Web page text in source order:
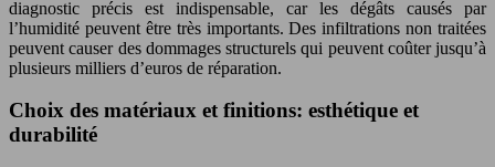
diagnostic précis est indispensable, car les dégâts causés par
l’humidité peuvent être très importants. Des infiltrations non traitées
peuvent causer des dommages structurels qui peuvent coûter jusqu’à
plusieurs milliers d’euros de réparation.
Choix des matériaux et finitions: esthétique et
durabilité